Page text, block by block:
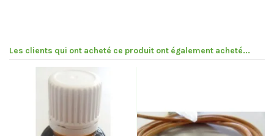
Les clients qui ont acheté ce produit ont également acheté...